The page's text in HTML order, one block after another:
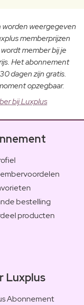
worden weergegeven
memberprijzen
member bij je
Het abonnement
dagen zijn gratis.
opzegbaar.
bij Luxplus
bestelling
producten
Luxplus
Abonnement